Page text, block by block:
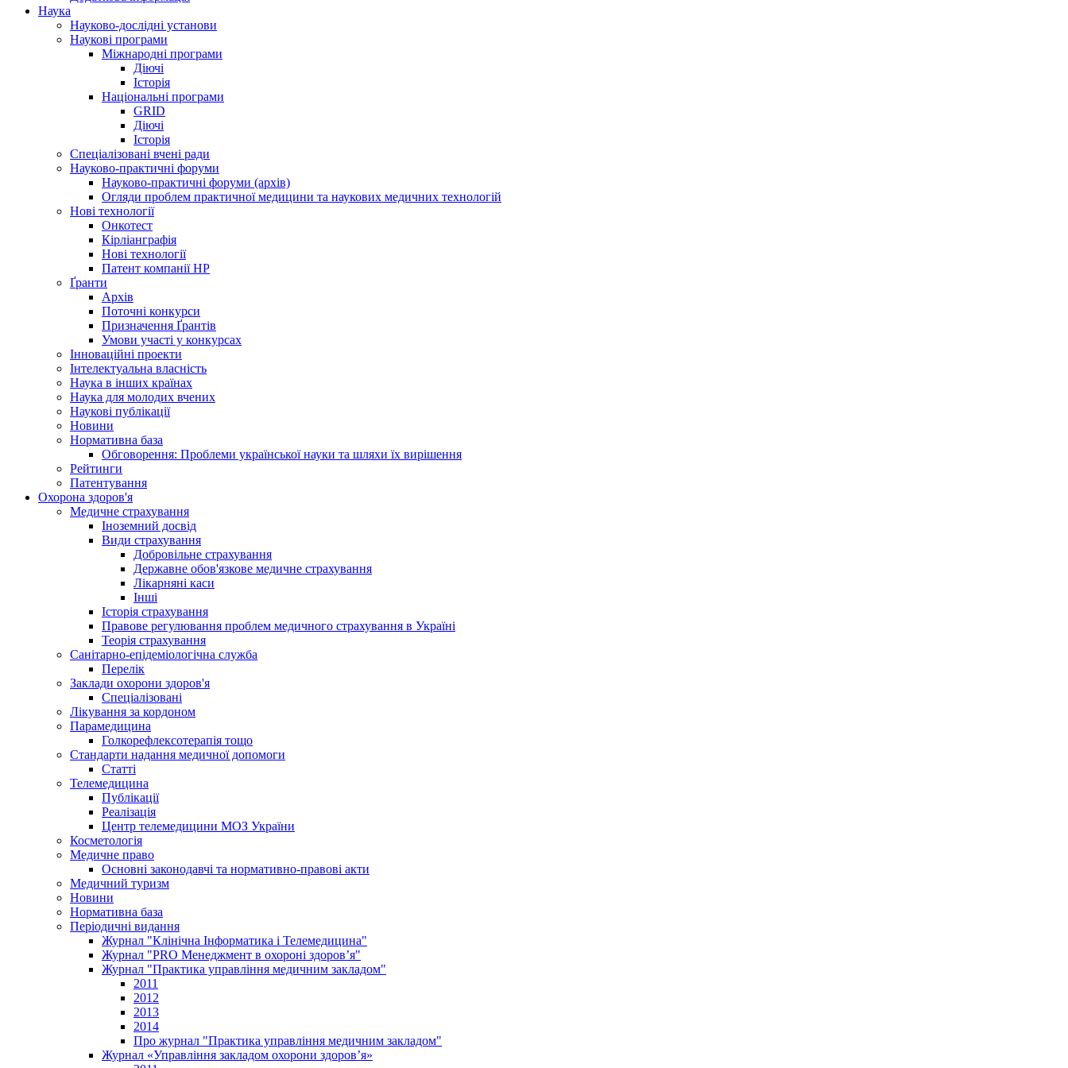
Наука
Науково-дослідні установи
Наукові програми
Міжнародні програми
Діючі
Історія
Національні програми
GRID
Діючі
Історія
Спеціалізовані вчені ради
Науково-практичні форуми
Науково-практичні форуми (архів)
Огляди проблем практичної медицини та наукових медичних технологій
Нові технології
Онкотест
Кірліанграфія
Нові технології
Патент компанії HP
Ґранти
Архів
Поточні конкурси
Призначення Ґрантів
Умови участі у конкурсах
Інноваційні проекти
Інтелектуальна власність
Наука в інших країнах
Наука для молодих вчених
Наукові публікації
Новини
Нормативна база
Обговорення: Проблеми української науки та шляхи їх вирішення
Рейтинги
Патентування
Охорона здоров'я
Медичне страхування
Іноземний досвід
Види страхування
Добровільне страхування
Державне обов'язкове медичне страхування
Лікарняні каси
Інші
Історія страхування
Правове регулювання проблем медичного страхування в Україні
Теорія страхування
Санітарно-епідеміологічна служба
Перелік
Заклади охорони здоров'я
Спеціалізовані
Лікування за кордоном
Парамедицина
Голкорефлексотерапія тощо
Стандарти надання медичної допомоги
Статті
Телемедицина
Публікації
Реалізація
Центр телемедицини МОЗ України
Косметологія
Медичне право
Основні законодавчі та нормативно-правові акти
Медичний туризм
Новини
Нормативна база
Періодичні видання
Журнал "Клінічна Інформатика і Телемедицина"
Журнал "PRO Менеджмент в охороні здоров’я"
Журнал "Практика управління медичним закладом"
2011
2012
2013
2014
Про журнал "Практика управління медичним закладом"
Журнал «Управління закладом охорони здоров’я»